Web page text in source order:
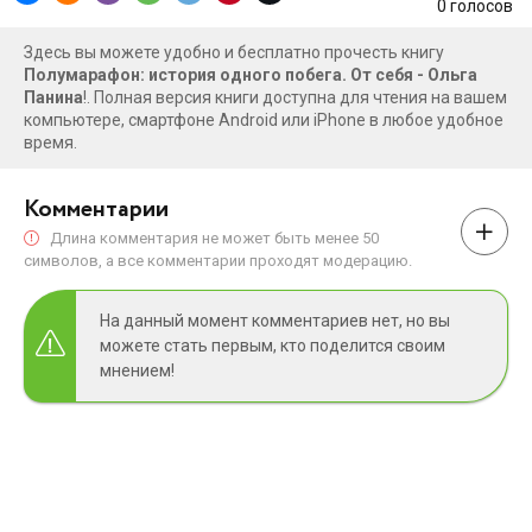
0 голосов
Здесь вы можете удобно и бесплатно прочесть книгу
Полумарафон: история одного побега. От себя - Ольга
Панина!. Полная версия книги доступна для чтения на вашем
компьютере, смартфоне Android или iPhone в любое удобное
время.
Комментарии
Длина комментария не может быть менее 50
символов, а все комментарии проходят модерацию.
На данный момент комментариев нет, но вы
можете стать первым, кто поделится своим
мнением!